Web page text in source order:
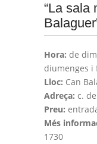
“La sala
Hora: de
diumenges i
Lloc: Can
Adreça: c.
Preu:
Més
1730